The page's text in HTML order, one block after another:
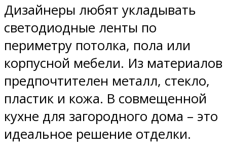
Дизайнеры любят укладывать
светодиодные ленты по
периметру потолка, пола или
корпусной мебели. Из материалов
предпочтителен металл, стекло,
пластик и кожа. В совмещенной
кухне для загородного дома – это
идеальное решение отделки.